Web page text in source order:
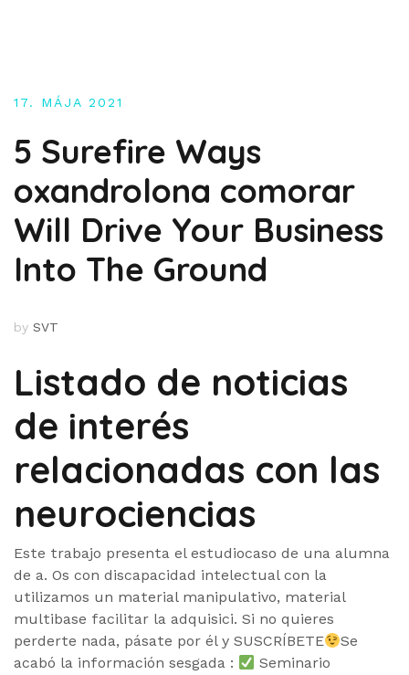
17. MÁJA 2021
5 Surefire Ways
oxandrolona comorar
Will Drive Your Business
Into The Ground
by SVT
Listado de noticias
de interés
relacionadas con las
neurociencias
Este trabajo presenta el estudiocaso de una alumna
de a. Os con discapacidad intelectual con la
utilizamos un material manipulativo, material
multibase facilitar la adquisici. Si no quieres
perderte nada, pásate por él y SUSCRÍBETE
Se
acabó la información sesgada :
Seminario